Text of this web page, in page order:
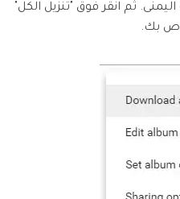
ثم انقر فوق "تنزيل الكل"
بك.